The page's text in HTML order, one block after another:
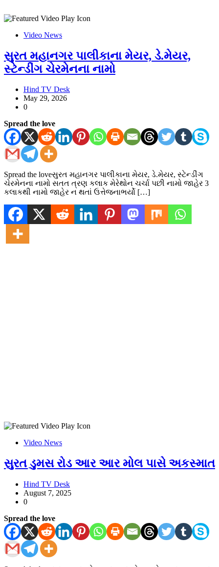
Video News
સુરત મહાનગર પાલીકાના મેયર, ડે.મેયર,
સ્ટેન્ડીંગ ચેરમેનના નામો
Hind TV Desk
May 29, 2026
0
Spread the love
Spread the loveસુરત મહાનગર પાલીકાના મેયર, ડે.મેયર, સ્ટેન્ડીંગ
ચેરમેનના નામો સતત ત્રણ કલાક મેરેથોન ચર્ચા પછી નામો જાહેર 3
કલાકથી નામો જાહેર ન થતાં ઉત્તેજનાભર્યો […]
Video News
સુરત ડુમસ રોડ આર આર મોલ પાસે અકસ્માત
Hind TV Desk
August 7, 2025
0
Spread the love